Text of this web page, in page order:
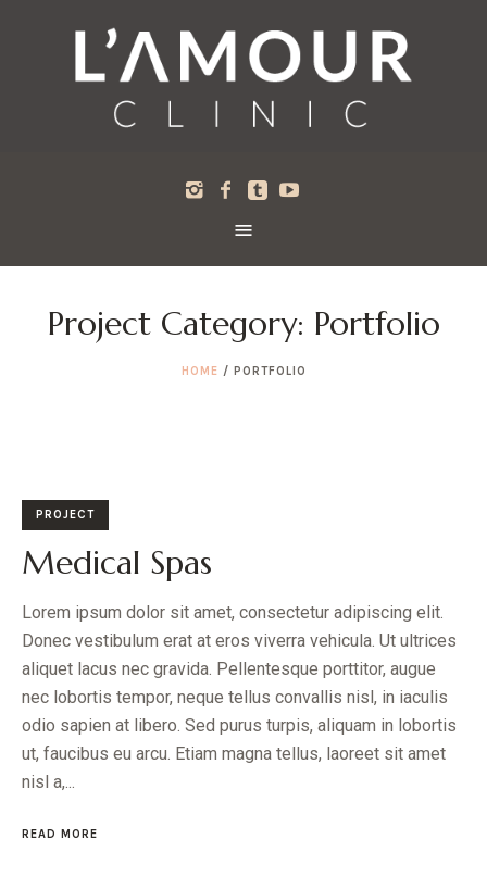
Project Category: Portfolio
HOME / PORTFOLIO
PROJECT
Medical Spas
Lorem ipsum dolor sit amet, consectetur adipiscing elit.
Donec vestibulum erat at eros viverra vehicula. Ut ultrices
aliquet lacus nec gravida. Pellentesque porttitor, augue
nec lobortis tempor, neque tellus convallis nisl, in iaculis
odio sapien at libero. Sed purus turpis, aliquam in lobortis
ut, faucibus eu arcu. Etiam magna tellus, laoreet sit amet
nisl a,...
READ MORE